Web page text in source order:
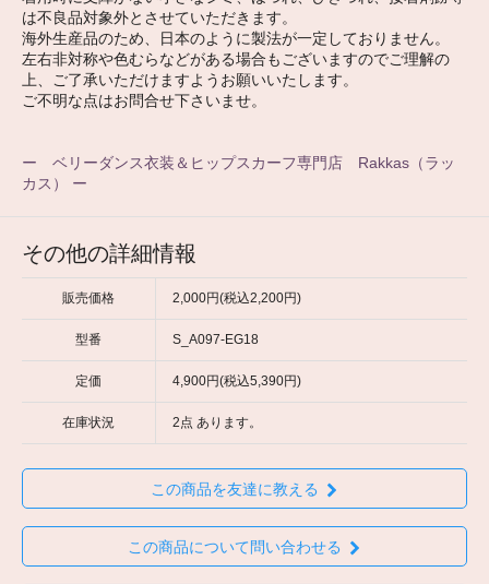
は不良品対象外とさせていただきます。
海外生産品のため、日本のように製法が一定しておりません。
左右非対称や色むらなどがある場合もございますのでご理解の
上、ご了承いただけますようお願いいたします。
ご不明な点はお問合せ下さいませ。
ー ベリーダンス衣装＆ヒップスカーフ専門店 Rakkas（ラッ
カス） ー
その他の詳細情報
販売価格 2,000円(税込2,200円)
型番 S_A097-EG18
定価 4,900円(税込5,390円)
在庫状況 2点 あります。
この商品を友達に教える
この商品について問い合わせる